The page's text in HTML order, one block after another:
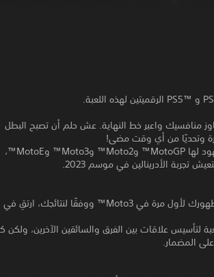
منافسيك واعبر خط النهاية. عش حلم أن تصبح البطل
اختر واحدة من بين فئات البطولات الأربع المشهود لها MotoGP™ وMoto2™ وMoto3™ وMotoE™،
الأدرينالين في موسم 2023.
انطلق في طريقك لوضع الرقم القياسي: قم بظهورك لأول مرة في Moto3™ ووفقًا لنتائجك، ارتقِ في
لتأسيس علاقات بين الفرق والسائقين الآخرين، ولكن
المضمار.